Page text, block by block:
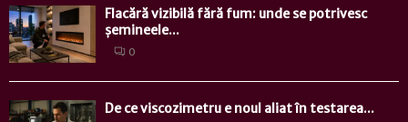
Flacără vizibilă fără fum: unde se potrivesc
șemineele...
0
De ce viscozimetru e noul aliat în testarea...